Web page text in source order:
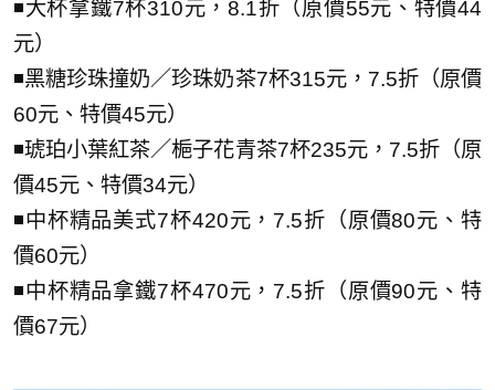
◾大杯拿鐵7杯310元，8.1折（原價55元、特價44
元）
◾黑糖珍珠撞奶／珍珠奶茶7杯315元，7.5折（原價
60元、特價45元）
◾琥珀小葉紅茶／梔子花青茶7杯235元，7.5折（原
價45元、特價34元）
◾中杯精品美式7杯420元，7.5折（原價80元、特
價60元）
◾中杯精品拿鐵7杯470元，7.5折（原價90元、特
價67元）